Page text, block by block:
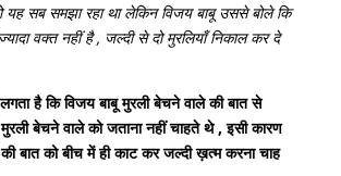
यह सब समझा रहा था लेकिन विजय बाबू उससे बोले कि
वक्त नहीं है , जल्दी से दो मुरलियाँ निकाल कर दे
है कि विजय बाबू मुरली बेचने वाले की बात से
बेचने वाले को जताना नहीं चाहते थे , इसी कारण
बात को बीच में ही काट कर जल्दी ख़त्म करना चाह